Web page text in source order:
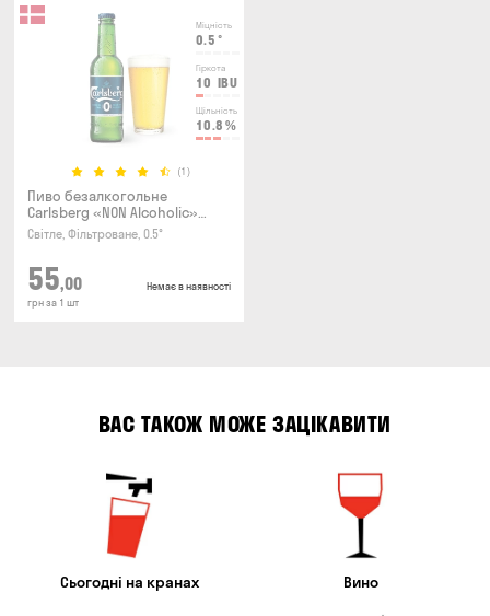
Міцність
0.5 °
Гіркота
10 IBU
Щільність
10.8 %
(1)
Пиво безалкогольне
Carlsberg «NON Alcoholic»
0.45л
Світле, Фільтроване, 0.5°
55,00
грн за 1 шт
Немає в наявності
ВАС ТАКОЖ МОЖЕ ЗАЦІКАВИТИ
Сьогодні на кранах Вино